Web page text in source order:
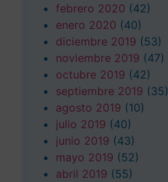
febrero 2020 (42)
enero 2020 (40)
diciembre 2019 (53)
noviembre 2019 (47)
octubre 2019 (42)
septiembre 2019 (35)
agosto 2019 (10)
julio 2019 (40)
junio 2019 (43)
mayo 2019 (52)
abril 2019 (55)